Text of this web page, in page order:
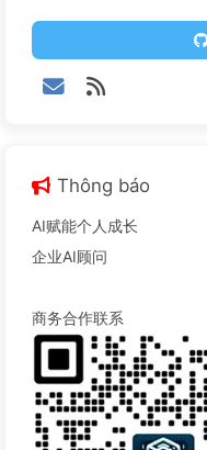
Thông báo
AI赋能个人成长
企业AI顾问
商务合作联系